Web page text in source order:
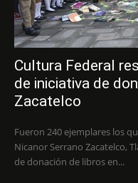
Cultura Federal
de iniciativa de
Zacatelco
Fueron 240 ejemplares los
Nicanor Serrano Zacatelco, Tlax. Concluyó con gran éxito la campaña
de donación de libros en...